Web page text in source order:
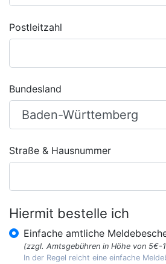
Postleitzahl
Bundesland
Straße & Hausnummer
Hiermit bestelle ich
Einfache amtliche
(zzgl. Amtsgebühren in Höhe von 5€-
In der Regel reicht eine einfache